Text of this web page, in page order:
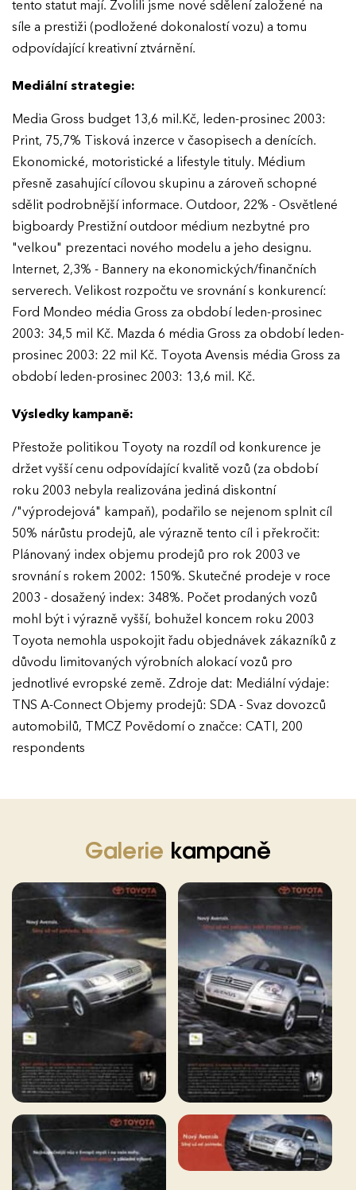
EFFIE 2026
O EFFIE
AKTUALITY
VÝSLEDKY
Ročník 2025
Ročník 2024
Ročník 2023
Ročník 2022
Ročník 2021
Ročník 2020
Ročník 2019
Ročník 2018
GALERIE
KONTAKTY
tento statut mají. Zvolili jsme nové sdělení založené na
síle a prestiži (podložené dokonalostí vozu) a tomu
odpovídající kreativní ztvárnění.
Mediální strategie:
Media Gross budget 13,6 mil.Kč, leden-prosinec 2003:
Print, 75,7% Tisková inzerce v časopisech a denících.
Ekonomické, motoristické a lifestyle tituly. Médium
přesně zasahující cílovou skupinu a zároveň schopné
sdělit podrobnější informace. Outdoor, 22% - Osvětlené
bigboardy Prestižní outdoor médium nezbytné pro
"velkou" prezentaci nového modelu a jeho designu.
Internet, 2,3% - Bannery na ekonomických/finančních
serverech. Velikost rozpočtu ve srovnání s konkurencí:
Ford Mondeo média Gross za období leden-prosinec
2003: 34,5 mil Kč. Mazda 6 média Gross za období leden-
prosinec 2003: 22 mil Kč. Toyota Avensis média Gross za
období leden-prosinec 2003: 13,6 mil. Kč.
Výsledky kampaně:
Přestože politikou Toyoty na rozdíl od konkurence je
držet vyšší cenu odpovídající kvalitě vozů (za období
roku 2003 nebyla realizována jediná diskontní
/"výprodejová" kampaň), podařilo se nejenom splnit cíl
50% nárůstu prodejů, ale výrazně tento cíl i překročit:
Plánovaný index objemu prodejů pro rok 2003 ve
srovnání s rokem 2002: 150%. Skutečné prodeje v roce
2003 - dosažený index: 348%. Počet prodaných vozů
mohl být i výrazně vyšší, bohužel koncem roku 2003
Toyota nemohla uspokojit řadu objednávek zákazníků z
důvodu limitovaných výrobních alokací vozů pro
jednotlivé evropské země. Zdroje dat: Mediální výdaje:
TNS A-Connect Objemy prodejů: SDA - Svaz dovozců
automobilů, TMCZ Povědomí o značce: CATI, 200
respondents
Galerie kampaně